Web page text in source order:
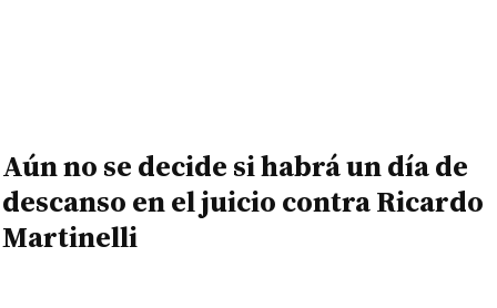
Aún no se decide si habrá un día de
descanso en el juicio contra Ricardo
Martinelli